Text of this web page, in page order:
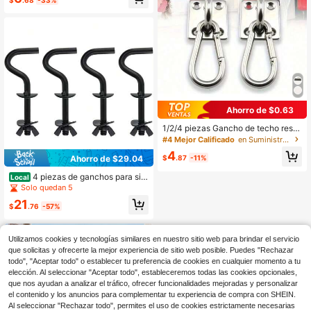
Ahorro de $29.04
Local 4 piezas de ganchos para sill
a mecedora de hierro galvanizado,
silla columpio, tumbona de exterior,
hamaca negra con soporte para pat
Solo quedan 5
$21 .76 -57%
Ahorro de $0.63
1/2/4 piezas Gancho de techo resis
tente, herraje giratorio de 360° con
grillete en forma de D, soporte de m
ontaje de acero inoxidable para silla
#4 Mejor Calificado en Suministros para picnic en el jardín
$4.87 -11%
Utilizamos cookies y tecnologías similares en nuestro sitio web para brindar el servicio
que solicitas y ofrecerte la mejor experiencia de sitio web posible. Puedes "Rechazar
todo", "Aceptar todo" o establecer tu preferencia de cookies en cualquier momento a tu
elección. Al seleccionar "Aceptar todo", estableceremos todas las cookies opcionales,
que nos ayudan a analizar el tráfico, ofrecer funcionalidades mejoradas y personalizar
el contenido y los anuncios para complementar tu experiencia de compra con SHEIN.
Al seleccionar "Rechazar todo", permites el uso de cookies estrictamente necesarias